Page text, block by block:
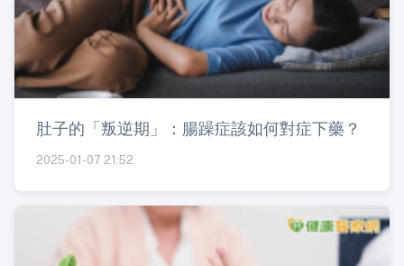
肚子的「叛逆期」：腸躁症該如何對症下藥？
2025-01-07 21:52